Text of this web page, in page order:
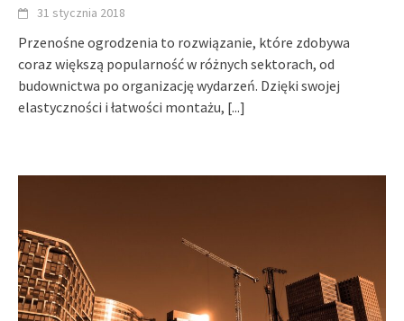
31 stycznia 2018
Przenośne ogrodzenia to rozwiązanie, które zdobywa
coraz większą popularność w różnych sektorach, od
budownictwa po organizację wydarzeń. Dzięki swojej
elastyczności i łatwości montażu, [...]